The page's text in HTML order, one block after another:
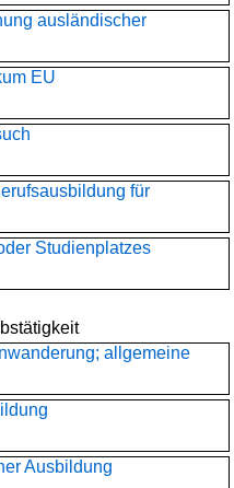
ausländischer
EU
für
Studienplatzes
allgemeine
Ausbildung